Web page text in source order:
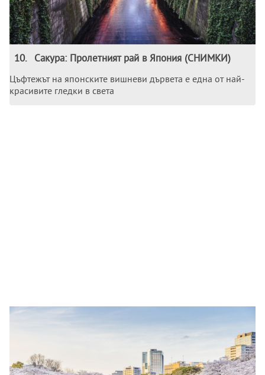
10. Сакура: Пролетният рай в Япония (СНИМКИ)
Цъфтежът на японските вишневи дървета е една от най-
красивите гледки в света